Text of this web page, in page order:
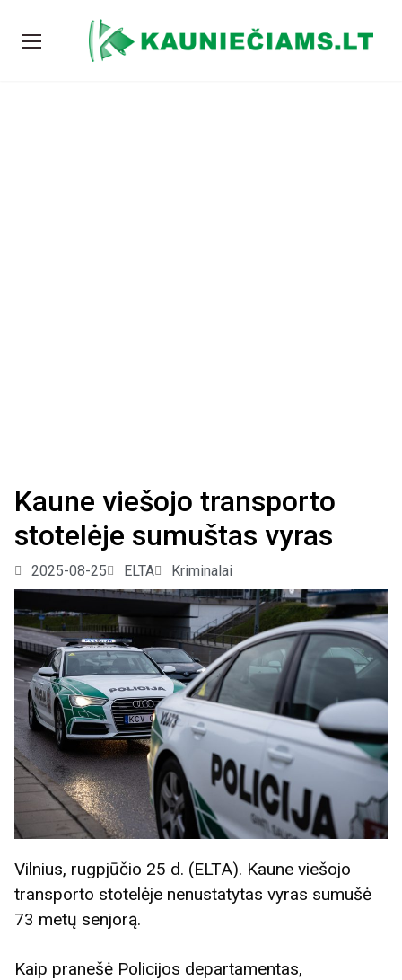
Kaune viešojo transporto
stotelėje sumuštas vyras
2025-08-25 ELTA Kriminalai
Vilnius, rugpjūčio 25 d. (ELTA). Kaune viešojo
transporto stotelėje nenustatytas vyras sumušė
73 metų senjorą.
Kaip pranešė Policijos departamentas,